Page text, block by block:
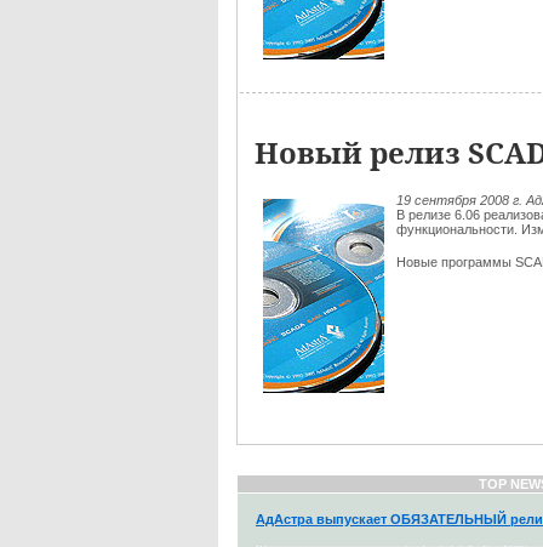
Новый релиз
19 сентября 2008 г.
В релизе 6.06
функциональности.
Новые программы
TOP
АдАстра выпускает ОБЯЗАТЕЛЬНЫЙ релиз